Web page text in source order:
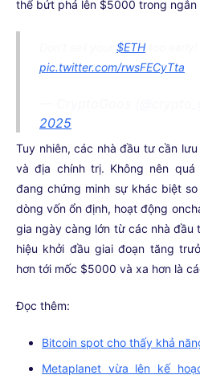
thể bứt phá lên $5000 trong ngắn
$ETH
pic.twitter.com/rwsFECyTta
2025
Tuy nhiên, các nhà đầu tư cần
và địa chính trị. Không nên quá
đang chứng minh sự khác biệt
dòng vốn ổn định, hoạt động
gia ngày càng lớn từ các nhà
hiệu khởi đầu giai đoạn tăng
hơn tới mốc $5000 và xa hơn là
Đọc thêm:
Bitcoin spot cho thấy khả
Metaplanet vừa lên kế